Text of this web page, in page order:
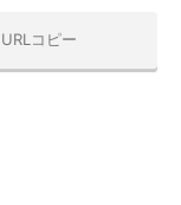
URLコピー